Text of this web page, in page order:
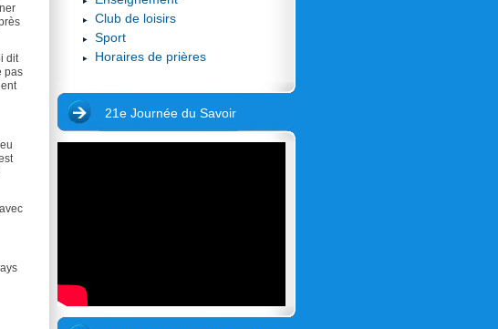
dit
pas
Club de loisirs
Sport
Horaires de prières
21e Journée du Savoir